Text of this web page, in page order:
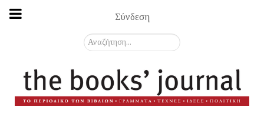
Σύνδεση
Αναζήτηση...